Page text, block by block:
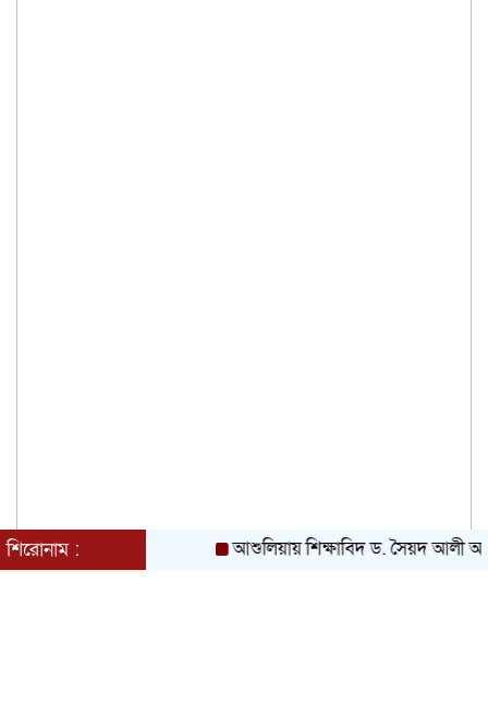
শিরোনাম : আশুলিয়ায় শিক্ষাবিদ ড. সৈয়দ আলী আশরাফের